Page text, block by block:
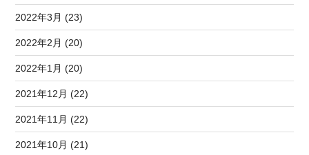
2022年3月 (23)
2022年2月 (20)
2022年1月 (20)
2021年12月 (22)
2021年11月 (22)
2021年10月 (21)